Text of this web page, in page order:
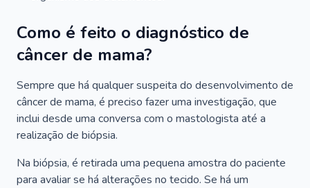
Como é feito o diagnóstico de
câncer de mama?
Sempre que há qualquer suspeita do desenvolvimento de
câncer de mama, é preciso fazer uma investigação, que
inclui desde uma conversa com o mastologista até a
realização de biópsia.
Na biópsia, é retirada uma pequena amostra do paciente
para avaliar se há alterações no tecido. Se há um